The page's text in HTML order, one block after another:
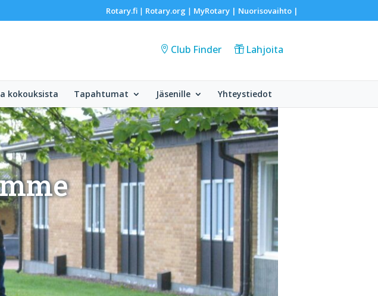
Rotary.fi| Rotary.org | MyRotary | Nuorisovaihto|
Club Finder Lahjoita
kokouksista Tapahtumat Jäsenille Yhteystiedot